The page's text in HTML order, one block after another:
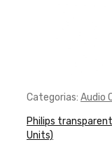
Categorias: Audio
Philips
Units)